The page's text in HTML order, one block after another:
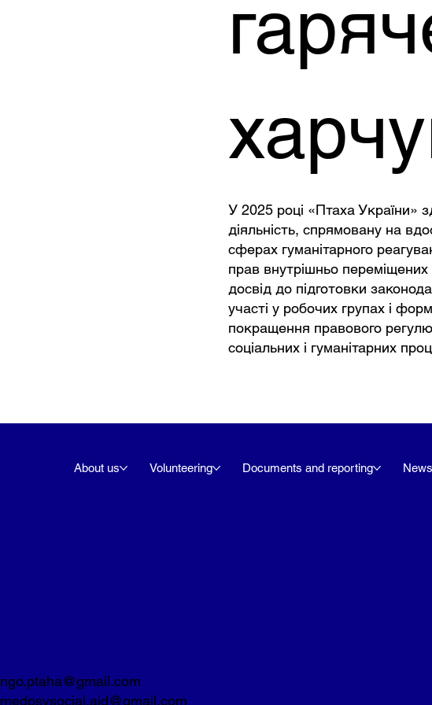
У 2025 році «Птаха України»
діяльність, спрямовану на
сферах гуманітарного
прав внутрішньо
досвід до підготовки
участі у робочих групах і
покращення правового
соціальних і гуманітарних
ngo.ptaha@gmail.com
medpsysocial.aid@gmail.com
About us Volunteering Documents and reporting News